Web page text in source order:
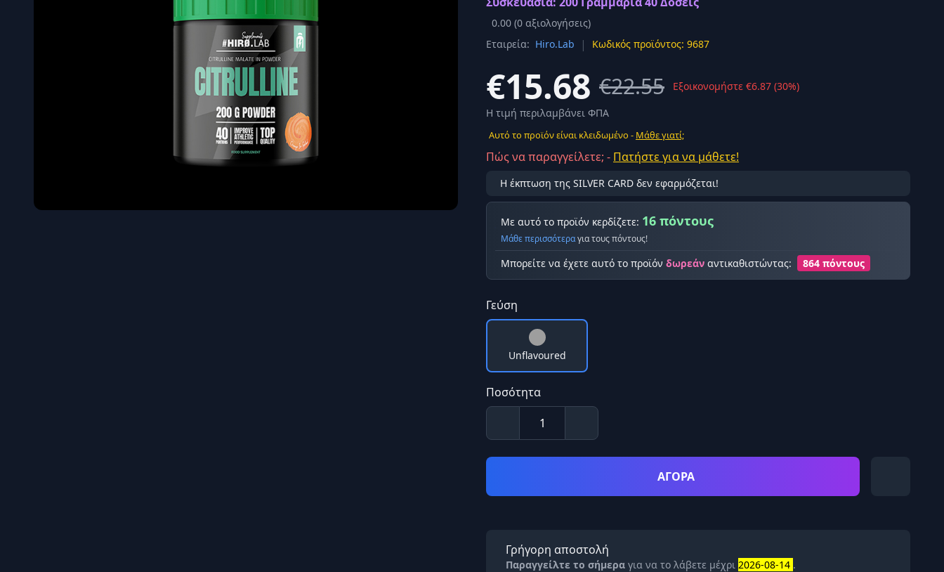
Διεγερτικά
Τεστοστερόνης
Προβολή όλων των αποτελεσμάτων
0.00 (0 αξιολογήσεις)
Εταιρεία: Hiro.Lab | Κωδικός προϊόντος: 9687
€15.68 €22.55
Εξοικονομήστε €6.87 (30%)
Η τιμή περιλαμβάνει ΦΠΑ
Αυτό το προϊόν είναι κλειδωμένο - Μάθε γιατί;
Πώς να παραγγείλετε; - Πατήστε για να μάθετε!
Η έκπτωση της SILVER CARD δεν εφαρμόζεται!
Με αυτό το προϊόν κερδίζετε: 16 πόντους
Μάθε περισσότεραγια τους πόντους!
Μπορείτε να έχετε αυτό το προϊόν δωρεάν αντικαθιστώντας: 864 πόντους
Γεύση
Unflavoured
Ποσότητα
ΑΓΟΡΑ
Γρήγορη αποστολή
Παραγγείλτε το σήμερα για να το λάβετε μέχρι 2026-08-14 .
Σύνδεση
Εγγραφείτε εδώ
Επιστροφή Ασφαλής σύνδεση